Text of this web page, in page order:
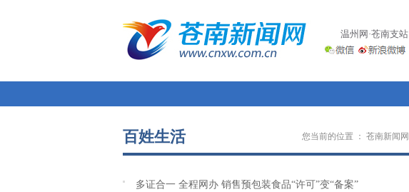
温州网·苍南支站
您当前的位置 ： 苍南新闻网
百姓生活
多证合一 全程网办 销售预包装食品“许可”变“备案”